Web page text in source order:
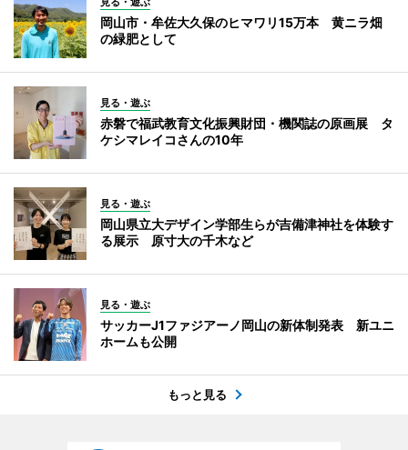
岡山市・牟佐大久保のヒマワリ15万本 黄ニラ畑
の緑肥として
見る・遊ぶ
赤磐で福武教育文化振興財団・機関誌の原画展 タ
ケシマレイコさんの10年
見る・遊ぶ
岡山県立大デザイン学部生らが吉備津神社を体験す
る展示 原寸大の千木など
見る・遊ぶ
サッカーJ1ファジアーノ岡山の新体制発表 新ユニ
ホームも公開
もっと見る